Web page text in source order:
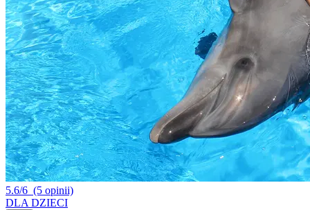
5.6/6 (5 opinii)
DLA DZIECI